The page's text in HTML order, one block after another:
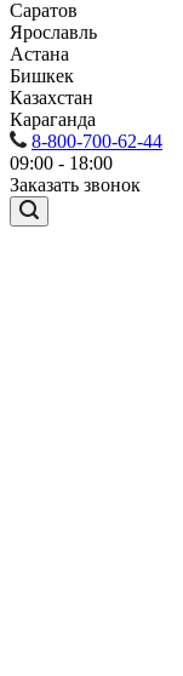
Саратов
Ярославль
Астана
Бишкек
Казахстан
Караганда
8-800-700-62-44
09:00 - 18:00
Заказать звонок